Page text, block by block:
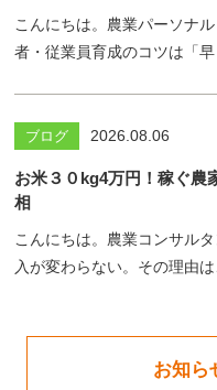
こんにちは。農業パーソナ
者・従業員育成のコツは「早
ブログ 2026.08.06
お米３０kg4万円！稼ぐ農
相
こんにちは。農業コンサル
入が変わらない。その理由は
お知ら